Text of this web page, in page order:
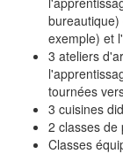
exemple) et
3 ateliers
tournées
3 cuisines
2 classes de
Classes